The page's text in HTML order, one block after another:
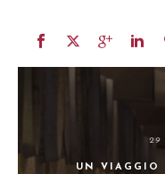
29
UN VIAGGIO